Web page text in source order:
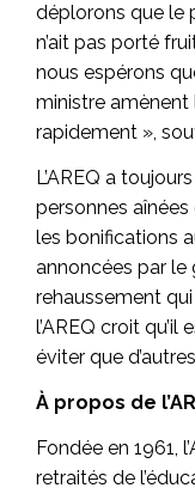
déplorons que le
n’ait pas porté
nous espérons
ministre amènent
rapidement »,
L’AREQ a
personnes aînées
les bonifications
annoncées par
rehaussement
l’AREQ croit
éviter que
À propos de
Fondée en 1961,
retraités de